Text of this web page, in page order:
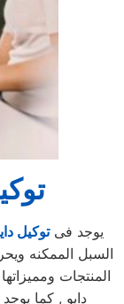
يوجد فىتوكيل
السبل الممكنه
المنتجات
دايو , كما